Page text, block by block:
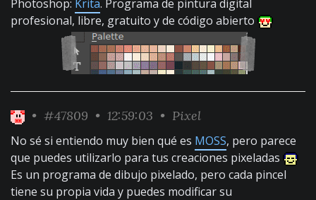
Photoshop: Krita. Programa de pintura digital
profesional, libre, gratuito y de código abierto
• #47809 • 12:59:03 • Pixel
No sé si entiendo muy bien qué es MOSS, pero parece
que puedes utilizarlo para tus creaciones pixeladas
Es un programa de dibujo pixelado, pero cada pincel
tiene su propia vida y puedes modificar su